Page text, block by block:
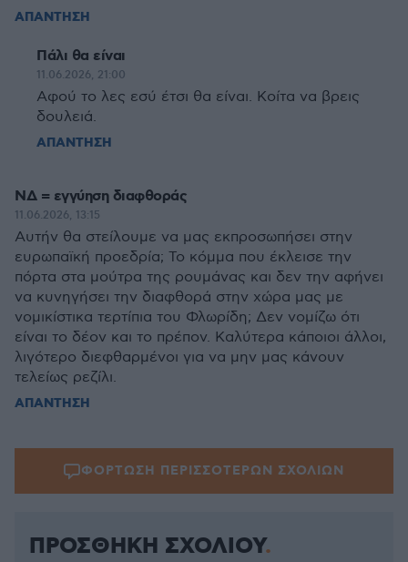
ΑΠΑΝΤΗΣΗ
Πάλι θα είναι
11.06.2026, 21:00
Αφού το λες εσύ έτσι θα είναι. Κοίτα να βρεις
δουλειά.
ΑΠΑΝΤΗΣΗ
ΝΔ = εγγύηση διαφθοράς
11.06.2026, 13:15
Αυτήν θα στείλουμε να μας εκπροσωπήσει στην
ευρωπαϊκή προεδρία; Το κόμμα που έκλεισε την
πόρτα στα μούτρα της ρουμάνας και δεν την αφήνει
να κυνηγήσει την διαφθορά στην χώρα μας με
νομικίστικα τερτίπια του Φλωρίδη; Δεν νομίζω ότι
είναι το δέον και το πρέπον. Καλύτερα κάποιοι άλλοι,
λιγότερο διεφθαρμένοι για να μην μας κάνουν
τελείως ρεζίλι.
ΑΠΑΝΤΗΣΗ
ΦΟΡΤΩΣΗ ΠΕΡΙΣΣΟΤΕΡΩΝ ΣΧΟΛΙΩΝ
ΠΡΟΣΘΗΚΗ ΣΧΟΛΙΟΥ